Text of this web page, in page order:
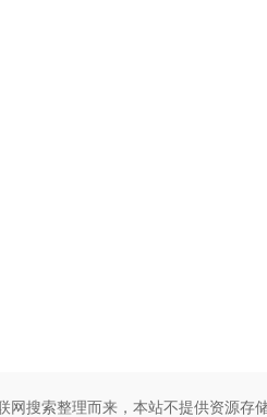
网搜索整理而来，本站不提供资源存